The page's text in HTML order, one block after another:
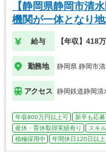
【静岡県静岡市清
機関が一体となり
給与 【年収】418
勤務地 静岡県 静岡市
アクセス 静岡鉄道静岡清
年収800万円以上可 新卒も応
産休・育休取得実績有り
スキ
積極採用中
年間休日120日以上